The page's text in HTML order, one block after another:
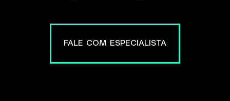
FALE COM ESPECIALISTA